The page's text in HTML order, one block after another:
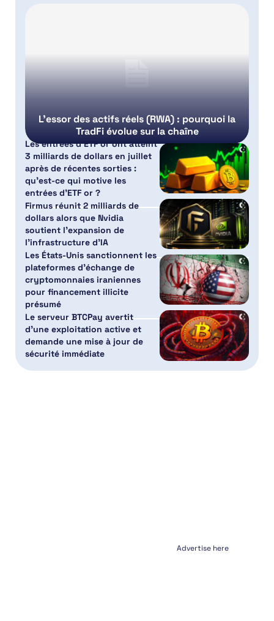
L’essor des actifs réels (RWA) : pourquoi la
TradFi évolue sur la chaîne
Les entrées d’ETF or ont atteint
3 milliards de dollars en juillet
après de récentes sorties :
qu’est-ce qui motive les
entrées d’ETF or ?
Firmus réunit 2 milliards de
dollars alors que Nvidia
soutient l’expansion de
l’infrastructure d’IA
Les États-Unis sanctionnent les
plateformes d’échange de
cryptomonnaies iraniennes
pour financement illicite
présumé
Le serveur BTCPay avertit
d’une exploitation active et
demande une mise à jour de
sécurité immédiate
Advertise here